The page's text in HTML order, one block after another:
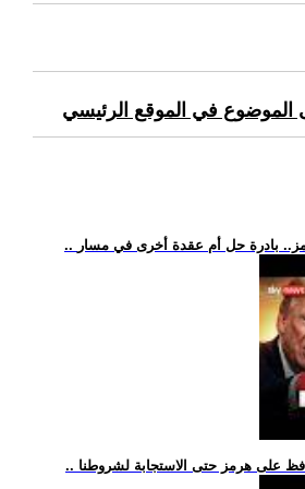
الموضوع في الموقع الرئيسي
بادرة حل أم عقدة أخرى في مسار
على هرمز حتى الاستجابة لشروطنا